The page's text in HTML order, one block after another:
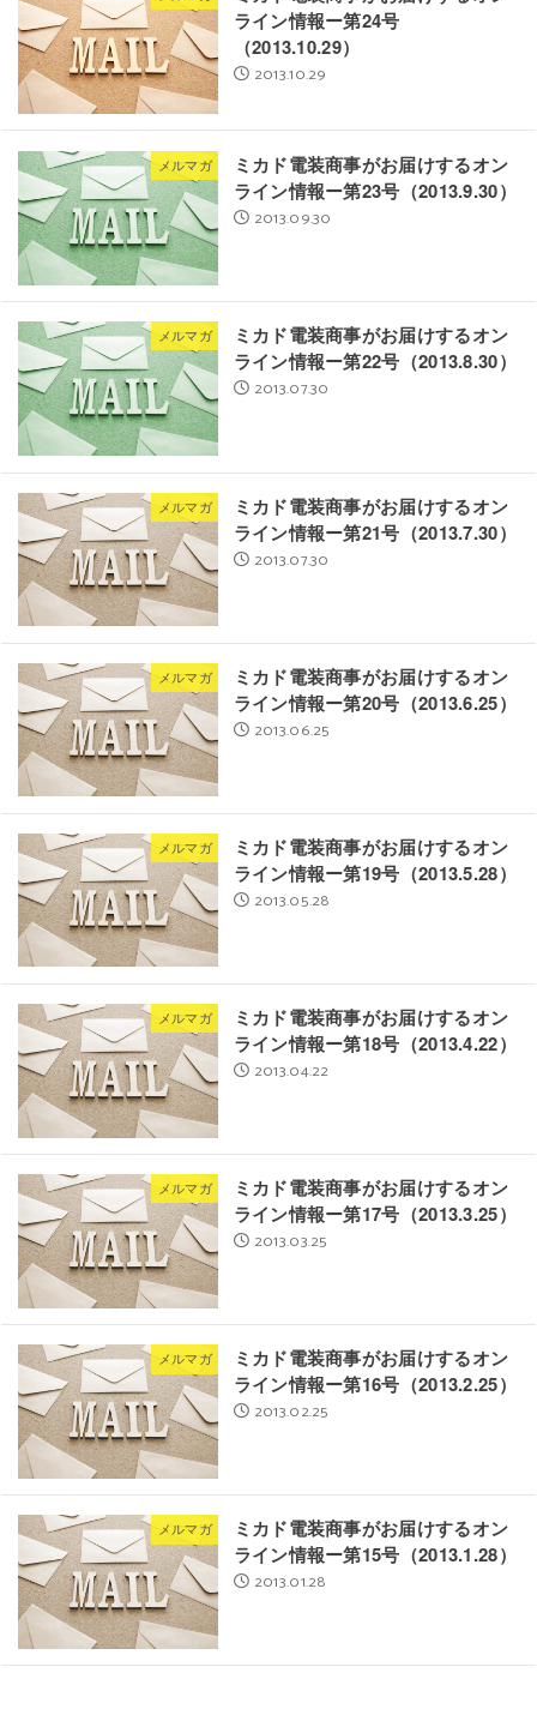
ライン情報ー第24号
（2013.10.29）
2013.10.29
メルマガ
ミカド電装商事がお届けするオン
ライン情報ー第23号（2013.9.30）
2013.09.30
メルマガ
ミカド電装商事がお届けするオン
ライン情報ー第22号（2013.8.30）
2013.07.30
メルマガ
ミカド電装商事がお届けするオン
ライン情報ー第21号（2013.7.30）
2013.07.30
メルマガ
ミカド電装商事がお届けするオン
ライン情報ー第20号（2013.6.25）
2013.06.25
メルマガ
ミカド電装商事がお届けするオン
ライン情報ー第19号（2013.5.28）
2013.05.28
メルマガ
ミカド電装商事がお届けするオン
ライン情報ー第18号（2013.4.22）
2013.04.22
メルマガ
ミカド電装商事がお届けするオン
ライン情報ー第17号（2013.3.25）
2013.03.25
メルマガ
ミカド電装商事がお届けするオン
ライン情報ー第16号（2013.2.25）
2013.02.25
メルマガ
ミカド電装商事がお届けするオン
ライン情報ー第15号（2013.1.28）
2013.01.28